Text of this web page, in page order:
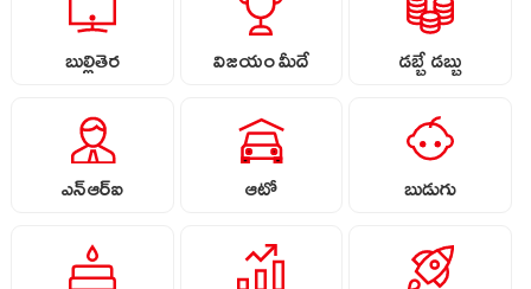
బుల్లితెర విజయం మీదే డబ్బే డబ్బు
ఎన్ఆర్ఐ ఆటో బుడుగు